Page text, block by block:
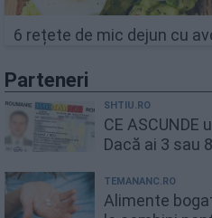
6 rețete de mic dejun cu
Parteneri
SHTIU.RO
CE ASCUNDE
Dacă ai 3 sau
TEMANANC.RO
Alimente